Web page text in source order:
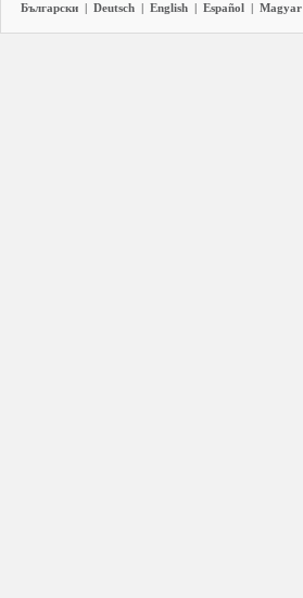
Български | Deutsch | English | Español | Magyar